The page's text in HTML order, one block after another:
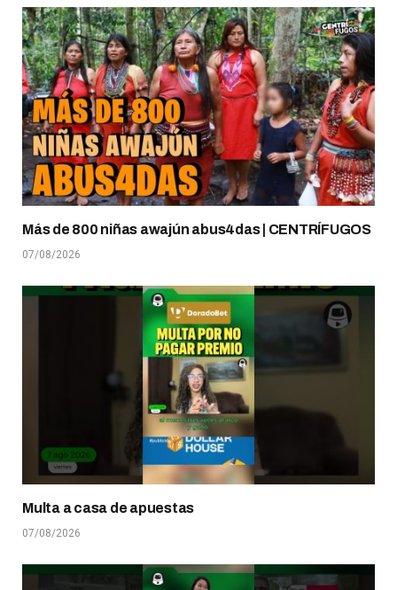
Más de 800 niñas awajún abus4das | CENTRÍFUGOS
07/08/2026
Multa a casa de apuestas
07/08/2026